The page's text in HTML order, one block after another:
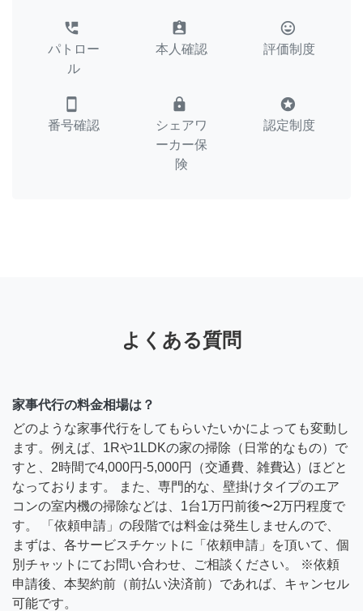
perm_phone_msg
パトロー
ル
assignment_ind
本人確認
tag_faces
評価制度
smartphone
番号確認
lock
シェアワ
ーカー保
険
stars
認定制度
よくある質問
家事代行の料金相場は？
どのような家事代行をしてもらいたいかによっても変動し
ます。例えば、1Rや1LDKの家の掃除（日常的なもの）で
すと、2時間で4,000円-5,000円（交通費、雑費込）ほどと
なっております。 また、専門的な、壁掛けタイプのエア
コンの室内機の掃除などは、1台1万円前後〜2万円程度で
す。 「依頼申請」の段階では料金は発生しませんので、
まずは、各サービスチケットに「依頼申請」を頂いて、個
別チャットにてお問い合わせ、ご相談ください。 ※依頼
申請後、本契約前（前払い決済前）であれば、キャンセル
可能です。